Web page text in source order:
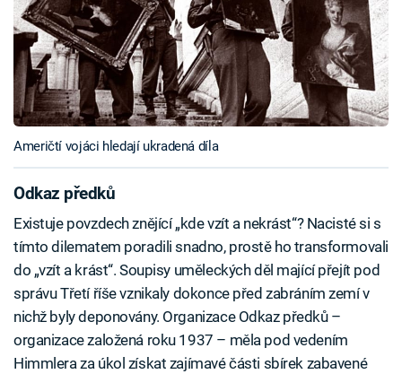
Američtí vojáci hledají ukradená díla
Odkaz předků
Existuje povzdech znějící „kde vzít a nekrást“? Nacisté si s
tímto dilematem poradili snadno, prostě ho transformovali
do „vzít a krást“. Soupisy uměleckých děl mající přejít pod
správu Třetí říše vznikaly dokonce před zabráním zemí v
nichž byly deponovány. Organizace Odkaz předků –
organizace založená roku 1937 – měla pod vedením
Himmlera za úkol získat zajímavé části sbírek zabavené